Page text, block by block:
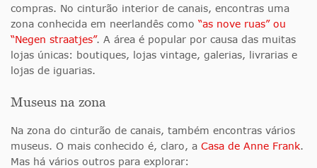
compras. No cinturão interior de canais, encontras uma
zona conhecida em neerlandês como “as nove ruas” ou
“Negen straatjes”. A área é popular por causa das muitas
lojas únicas: boutiques, lojas vintage, galerias, livrarias e
lojas de iguarias.
Museus na zona
Na zona do cinturão de canais, também encontras vários
museus. O mais conhecido é, claro, a Casa de Anne Frank.
Mas há vários outros para explorar: